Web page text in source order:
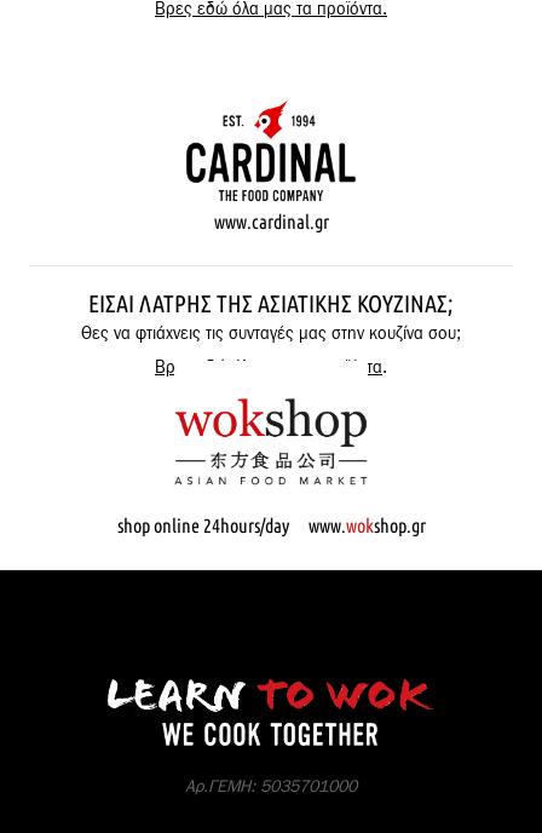
Βρες εδώ όλα μας τα προϊόντα.
www.cardinal.gr
ΕΊΣΑΙ ΛΆΤΡΗΣ ΤΗΣ ΑΣΙΑΤΙΚΉΣ ΚΟΥΖΊΝΑΣ;
Θες να φτιάχνεις τις συνταγές μας στην κουζίνα σου;
Βρες εδώ όλα μας τα προϊόντα.
shop online 24hours/day www.wokshop.gr
Αρ.ΓΕΜΗ: 5035701000